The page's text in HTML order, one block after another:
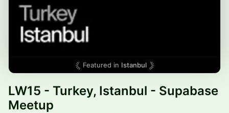
Featured in Istanbul
LW15 - Turkey, Istanbul - Supabase
Meetup